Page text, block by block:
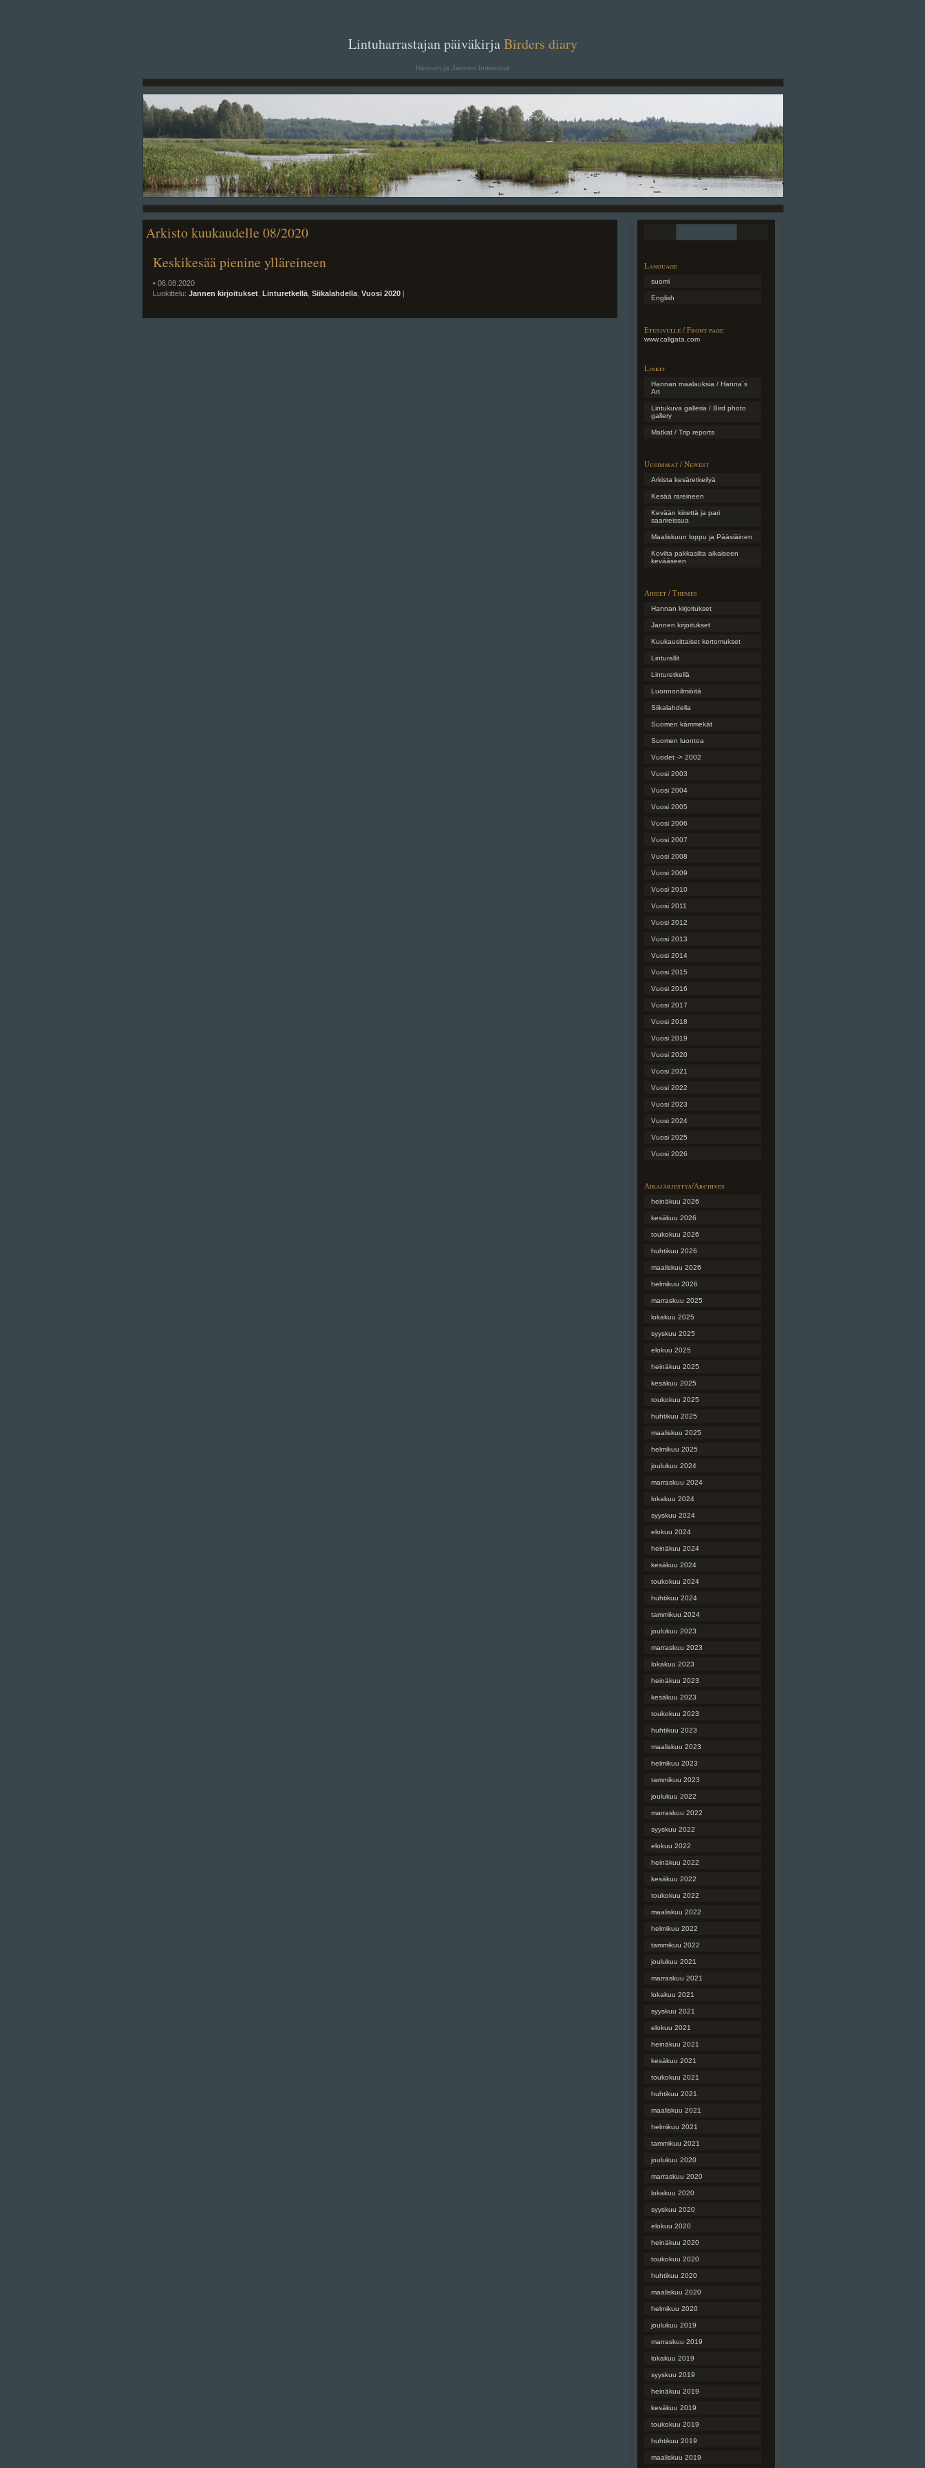
Lintuharrastajan päiväkirjaBirders diary. .
Hannan ja Jannen lintusivut
Arkisto kuukaudelle 08/2020
Keskikesää pienine ylläreineen
• 06.08.2020
Luokittelu: Jannen kirjoitukset Linturetkellä Siikalahdella Vuosi 2020 |
Language
suomi
English
Etusivulle / Front page
www.caligata.com
Linkit
Hannan maalauksia / Hanna´s
Art
Lintukuva galleria / Bird photo
gallery
Matkat / Trip reports
Uusimmat / Newest
Arkista kesäretkeilyä
Kesää rareineen
Kevään kiirettä ja pari
saarireissua
Maaliskuun loppu ja Pääsiäinen
Kovilta pakkasilta aikaiseen
kevääseen
Aiheet / Themes
Hannan kirjoitukset
Jannen kirjoitukset
Kuukausittaiset kertomukset
Linturallit
Linturetkellä
Luonnonilmiöitä
Siikalahdella
Suomen kämmekät
Suomen luontoa
Vuodet -> 2002
Vuosi 2003
Vuosi 2004
Vuosi 2005
Vuosi 2006
Vuosi 2007
Vuosi 2008
Vuosi 2009
Vuosi 2010
Vuosi 2011
Vuosi 2012
Vuosi 2013
Vuosi 2014
Vuosi 2015
Vuosi 2016
Vuosi 2017
Vuosi 2018
Vuosi 2019
Vuosi 2020
Vuosi 2021
Vuosi 2022
Vuosi 2023
Vuosi 2024
Vuosi 2025
Vuosi 2026
Aikajärjestys/Archives
heinäkuu 2026
kesäkuu 2026
toukokuu 2026
huhtikuu 2026
maaliskuu 2026
helmikuu 2026
marraskuu 2025
lokakuu 2025
syyskuu 2025
elokuu 2025
heinäkuu 2025
kesäkuu 2025
toukokuu 2025
huhtikuu 2025
maaliskuu 2025
helmikuu 2025
joulukuu 2024
marraskuu 2024
lokakuu 2024
syyskuu 2024
elokuu 2024
heinäkuu 2024
kesäkuu 2024
toukokuu 2024
huhtikuu 2024
tammikuu 2024
joulukuu 2023
marraskuu 2023
lokakuu 2023
heinäkuu 2023
kesäkuu 2023
toukokuu 2023
huhtikuu 2023
maaliskuu 2023
helmikuu 2023
tammikuu 2023
joulukuu 2022
marraskuu 2022
syyskuu 2022
elokuu 2022
heinäkuu 2022
kesäkuu 2022
toukokuu 2022
maaliskuu 2022
helmikuu 2022
tammikuu 2022
joulukuu 2021
marraskuu 2021
lokakuu 2021
syyskuu 2021
elokuu 2021
heinäkuu 2021
kesäkuu 2021
toukokuu 2021
huhtikuu 2021
maaliskuu 2021
helmikuu 2021
tammikuu 2021
joulukuu 2020
marraskuu 2020
lokakuu 2020
syyskuu 2020
elokuu 2020
heinäkuu 2020
toukokuu 2020
huhtikuu 2020
maaliskuu 2020
helmikuu 2020
joulukuu 2019
marraskuu 2019
lokakuu 2019
syyskuu 2019
heinäkuu 2019
kesäkuu 2019
toukokuu 2019
huhtikuu 2019
maaliskuu 2019